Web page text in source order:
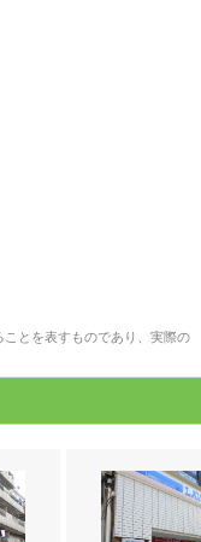
とを表すものであり、実際の